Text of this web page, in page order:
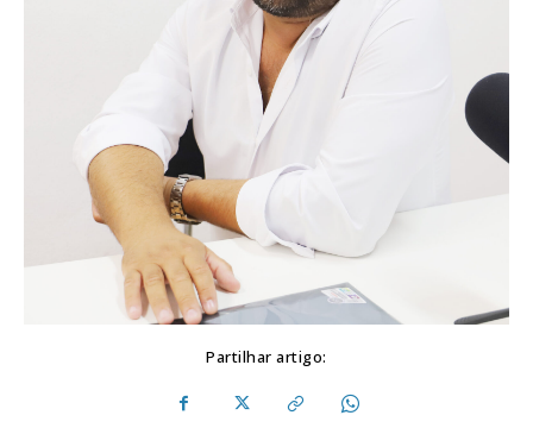
Partilhar artigo: